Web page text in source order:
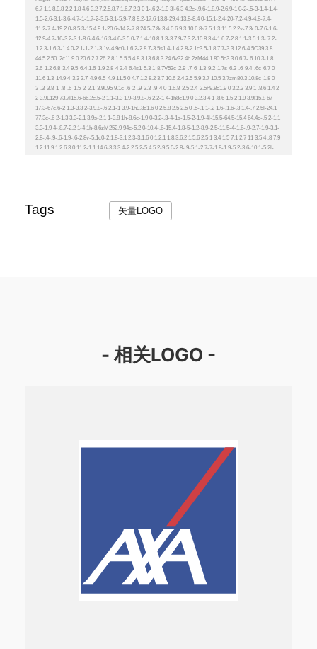
Tags 矢量LOGO
- 相关LOGO -